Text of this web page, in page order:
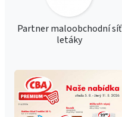
Partner maloobchodní síť
letáky